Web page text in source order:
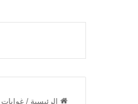
الرئيسية / غوايات